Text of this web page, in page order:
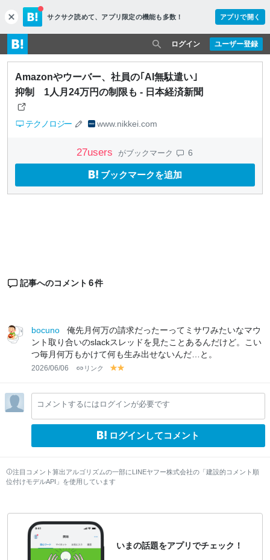
c
l
o
s
e
サクサク読めて、 アプリ限定の機能も多数！ アプリで開く
ユーザー登録
ログイン
Amazonやウーバー、社員の｢AI無駄遣い｣
抑制 1人月24万円の制限も - 日本経済新聞
テクノロジー www.nikkei.com
27users がブックマーク 6
ブックマークを追加
記事へのコメント 6件
bocuno
俺先月何万の請求だったーってミサワみたいなマウ
ント取り合いのslackスレッドを見たことあるんだけど。こい
つ毎月何万もかけて何も生み出せないんだ…と。
2026/06/06 リンク
y
lo
w
lo
w
コメントするにはログインが必要です
ログインしてコメント
注目コメント算出アルゴリズムの一部にLINEヤフー株式会社の「建設的コメント順
位付けモデルAPI」を使用しています
いまの話題をアプリでチェック！